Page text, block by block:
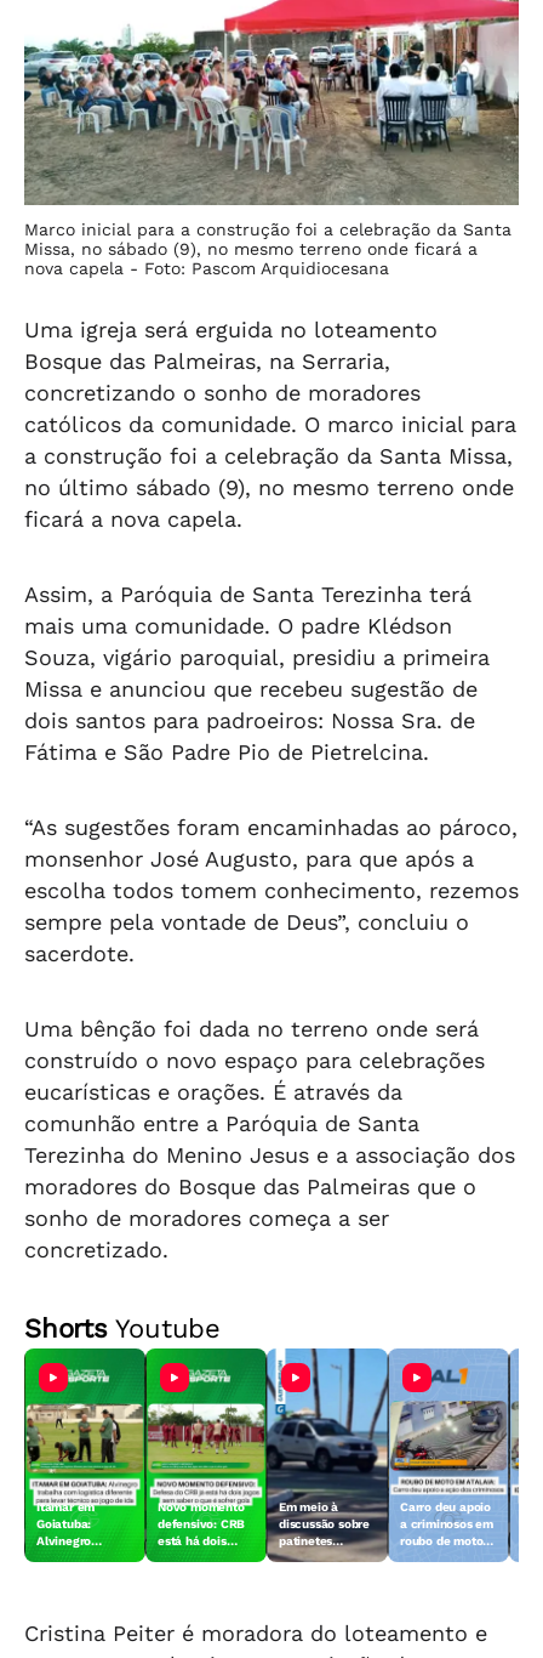
Marco inicial para a construção foi a celebração da Santa
Missa, no sábado (9), no mesmo terreno onde ficará a
nova capela - Foto: Pascom Arquidiocesana
Uma igreja será erguida no loteamento
Bosque das Palmeiras, na Serraria,
concretizando o sonho de moradores
católicos da comunidade. O marco inicial para
a construção foi a celebração da Santa Missa,
no último sábado (9), no mesmo terreno onde
ficará a nova capela.
Assim, a Paróquia de Santa Terezinha terá
mais uma comunidade. O padre Klédson
Souza, vigário paroquial, presidiu a primeira
Missa e anunciou que recebeu sugestão de
dois santos para padroeiros: Nossa Sra. de
Fátima e São Padre Pio de Pietrelcina.
“As sugestões foram encaminhadas ao pároco,
monsenhor José Augusto, para que após a
escolha todos tomem conhecimento, rezemos
sempre pela vontade de Deus”, concluiu o
sacerdote.
Uma bênção foi dada no terreno onde será
construído o novo espaço para celebrações
eucarísticas e orações. É através da
comunhão entre a Paróquia de Santa
Terezinha do Menino Jesus e a associação dos
moradores do Bosque das Palmeiras que o
sonho de moradores começa a ser
concretizado.
ShortsYoutube
Itamar em
Goiatuba:
Alvinegro
trabalha com
Goiás - 31/7/26
Novo momento
defensivo: CRB
está há dois
jogos sem sofrer
Em meio à
discussão sobre
patinetes
elétricos, vídeo
Carro deu apoio
a criminosos em
roubo de moto
Cristina Peiter é moradora do loteamento e